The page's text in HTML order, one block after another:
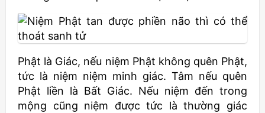
Phật là Giác, nếu niệm Phật không quên Phật,
tức là niệm niệm minh giác. Tâm nếu quên
Phật liền là Bất Giác. Nếu niệm đến trong
mộng cũng niệm được tức là thường giác